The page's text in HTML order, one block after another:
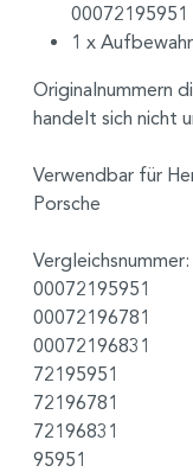
00072195951
1 x
Originalnummern
handelt sich nicht
Verwendbar für
Porsche
Vergleichsnummer:
00072195951
00072196781
00072196831
72195951
72196781
72196831
95951